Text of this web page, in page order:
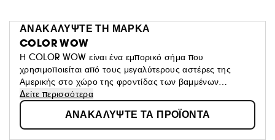
ΑΝΑΚΑΛΥΨΤΕ ΤΗ ΜΑΡΚΑ
COLOR WOW
Η COLOR WOW είναι ένα εμπορικό σήμα που
χρησιμοποιείται από τους μεγαλύτερους αστέρες της
Αμερικής στο χώρο της φροντίδας των βαμμένων
μαλλιών.Η εταιρεία έχει αφαιρέσει από τα προϊόντα της 60
συστατικά που βλάπτουν και αλλάζουν το χρώμα και την
ποιότητα των μαλλιών. Ο Chris Appleton, πρέσβης και
κομμωτής πολλών διασημοτήτων, μεταξύ των οποιών και
Δείτε περισσότερα
ΑΝΑΚΑΛΥΨΤΕ ΤΑ ΠΡΟΪΟΝΤΑ